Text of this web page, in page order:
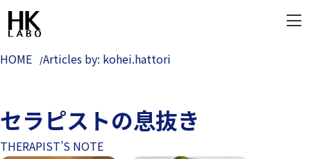
HOME Articles by: kohei.hattori
セラピストの息抜き
THERAPIST’S NOTE